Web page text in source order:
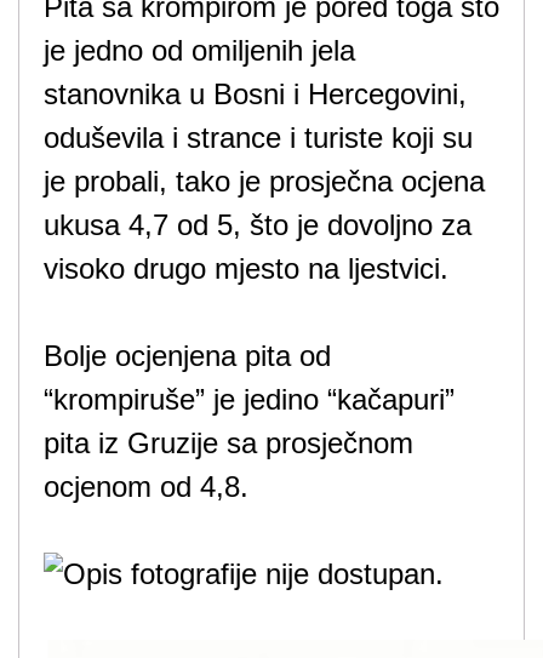
Pita sa krompirom je pored toga što
je jedno od omiljenih jela
stanovnika u Bosni i Hercegovini,
oduševila i strance i turiste koji su
je probali, tako je prosječna ocjena
ukusa 4,7 od 5, što je dovoljno za
visoko drugo mjesto na ljestvici.
Bolje ocjenjena pita od
“krompiruše” je jedino “kačapuri”
pita iz Gruzije sa prosječnom
ocjenom od 4,8.